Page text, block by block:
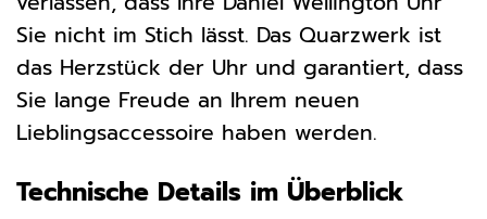
Sie nicht im Stich lässt. Das Quarzwerk ist
das Herzstück der Uhr und garantiert, dass
Sie lange Freude an Ihrem neuen
Lieblingsaccessoire haben werden.
Technische Details im Überblick